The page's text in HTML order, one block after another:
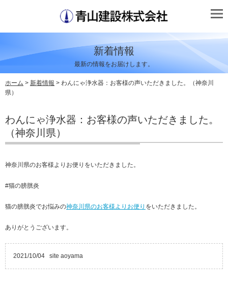
新着情報
最新の情報をお届けします。
ホーム > 新着情報 > わんにゃ浄水器：お客様の声いただきました。（神奈川
県）
わんにゃ浄水器：お客様の声いただきました。
（神奈川県）
神奈川県のお客様よりお便りをいただきました。
#猫の膀胱炎
猫の膀胱炎でお悩みの神奈川県のお客様よりお便り をいただきました。
ありがとうございます。
2021/10/04 site aoyama